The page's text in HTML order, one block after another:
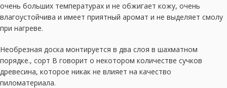
очень больших температурах и не обжигает кожу, очень
влагоустойчива и имеет приятный аромат и не выделяет смолу
при нагреве.
Необрезная доска монтируется в два слоя в шахматном
порядке., сорт В говорит о некотором количестве сучков
древесина, которое никак не влияет на качество
пиломатериала.